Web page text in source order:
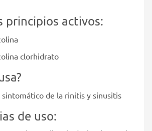
principios activos:
clorhidrato
sintomático de la rinitis y sinusitis
de uso: